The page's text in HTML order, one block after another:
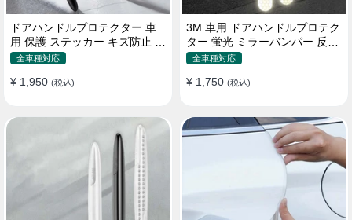
ドアハンドルプロテクター 車
用 保護 ステッカー キズ防止 高
品質TPU製 4枚セット
全車種対応
¥ 1,950 (税込)
3M 車用 ドアハンドルプロテク
ター 蛍光 ミラーバンパー 反射
ステッカー 保護フィルム
全車種対応
¥ 1,750 (税込)